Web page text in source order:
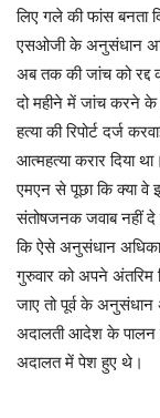
लिए गले की फांस बनता
एसओजी के अनुसंधान
अब तक की जांच को रद्द
दो महीने में जांच करने के
हत्या की रिपोर्ट दर्ज
आत्महत्या करार दिया
एमएन से पूछा कि क्या
संतोषजनक जवाब नहीं दे
कि ऐसे अनुसंधान
गुरुवार को अपने अंतरिम
जाए तो पूर्व के अनुसंधान
अदालती आदेश के पालन
अदालत में पेश हुए थे।